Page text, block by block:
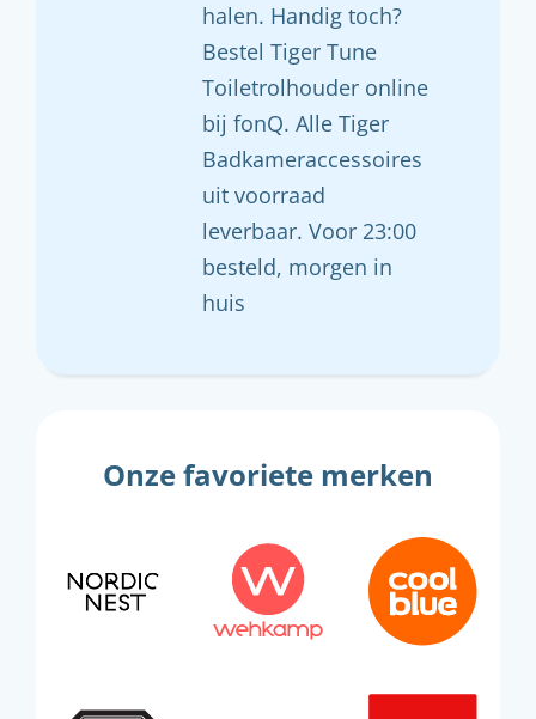
halen. Handig toch?
Bestel Tiger Tune
Toiletrolhouder online
bij fonQ. Alle Tiger
Badkameraccessoires
uit voorraad
leverbaar. Voor 23:00
besteld, morgen in
huis
Onze favoriete merken